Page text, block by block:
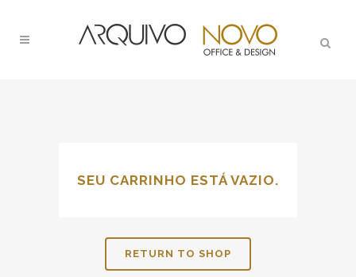
SEU CARRINHO ESTÁ VAZIO.
RETURN TO SHOP